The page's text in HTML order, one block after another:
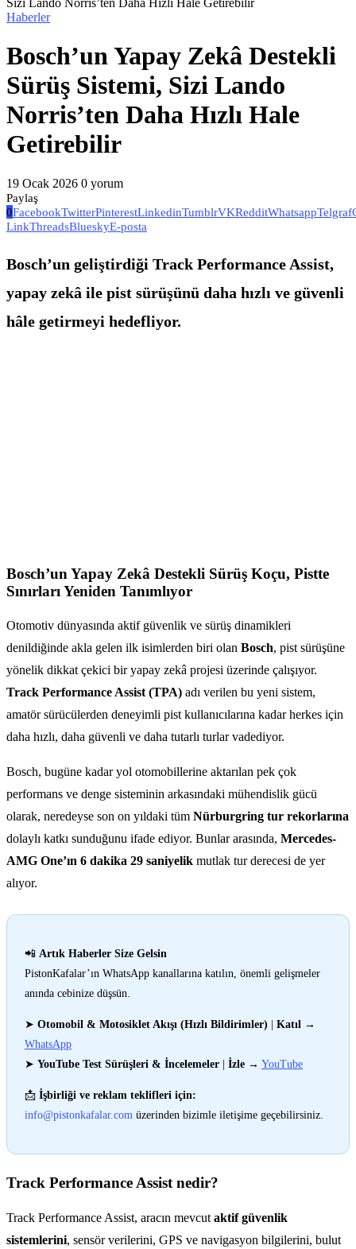
Sizi Lando Norris’ten Daha Hızlı Hale Getirebilir
Haberler
Bosch’un Yapay Zekâ Destekli
Sürüş Sistemi, Sizi Lando
Norris’ten Daha Hızlı Hale
Getirebilir
19 Ocak 2026 0 yorum
Paylaş
0FacebookTwitterPinterestLinkedinTumblrVKRedditWhatsappTelgraf
LinkThreadsBlueskyE-posta
Bosch’un geliştirdiği Track Performance Assist,
yapay zekâ ile pist sürüşünü daha hızlı ve güvenli
hâle getirmeyi hedefliyor.
Bosch’un Yapay Zekâ Destekli Sürüş Koçu, Pistte
Sınırları Yeniden Tanımlıyor
Otomotiv dünyasında aktif güvenlik ve sürüş dinamikleri
denildiğinde akla gelen ilk isimlerden biri olan Bosch, pist sürüşüne
yönelik dikkat çekici bir yapay zekâ projesi üzerinde çalışıyor.
Track Performance Assist (TPA) adı verilen bu yeni sistem,
amatör sürücülerden deneyimli pist kullanıcılarına kadar herkes için
daha hızlı, daha güvenli ve daha tutarlı turlar vadediyor.
Bosch, bugüne kadar yol otomobillerine aktarılan pek çok
performans ve denge sisteminin arkasındaki mühendislik gücü
olarak, neredeyse son on yıldaki tüm Nürburgring tur rekorlarına
dolaylı katkı sunduğunu ifade ediyor. Bunlar arasında, Mercedes-
AMG One’ın 6 dakika 29 saniyelik mutlak tur derecesi de yer
alıyor.
📲 Artık Haberler Size Gelsin
PistonKafalar’ın WhatsApp kanallarına katılın, önemli gelişmeler
anında cebinize düşsün.
➤ Otomobil & Motosiklet Akışı (Hızlı Bildirimler) Katıl →
WhatsApp
➤ YouTube Test Sürüşleri & İncelemeler İzle → YouTube
📩 İşbirliği ve reklam teklifleri için:
info@pistonkafalar.com üzerinden bizimle iletişime geçebilirsiniz.
Track Performance Assist nedir?
Track Performance Assist, aracın mevcut aktif güvenlik
sistemlerini, sensör verilerini, GPS ve navigasyon bilgilerini, bulut